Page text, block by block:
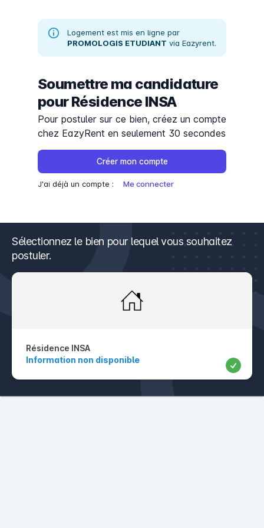
Sélectionnez le bien pour lequel vous souhaitez
postuler.
Résidence INSA
Information non disponible
Logement est mis en ligne par
PROMOLOGIS ETUDIANT via Eazyrent.
Soumettre ma candidature
pourRésidence INSA
Pour postuler sur ce bien, créez un compte
chez EazyRent en seulement 30 secondes
Créer mon compte
J'ai déjà un compte : Me connecter